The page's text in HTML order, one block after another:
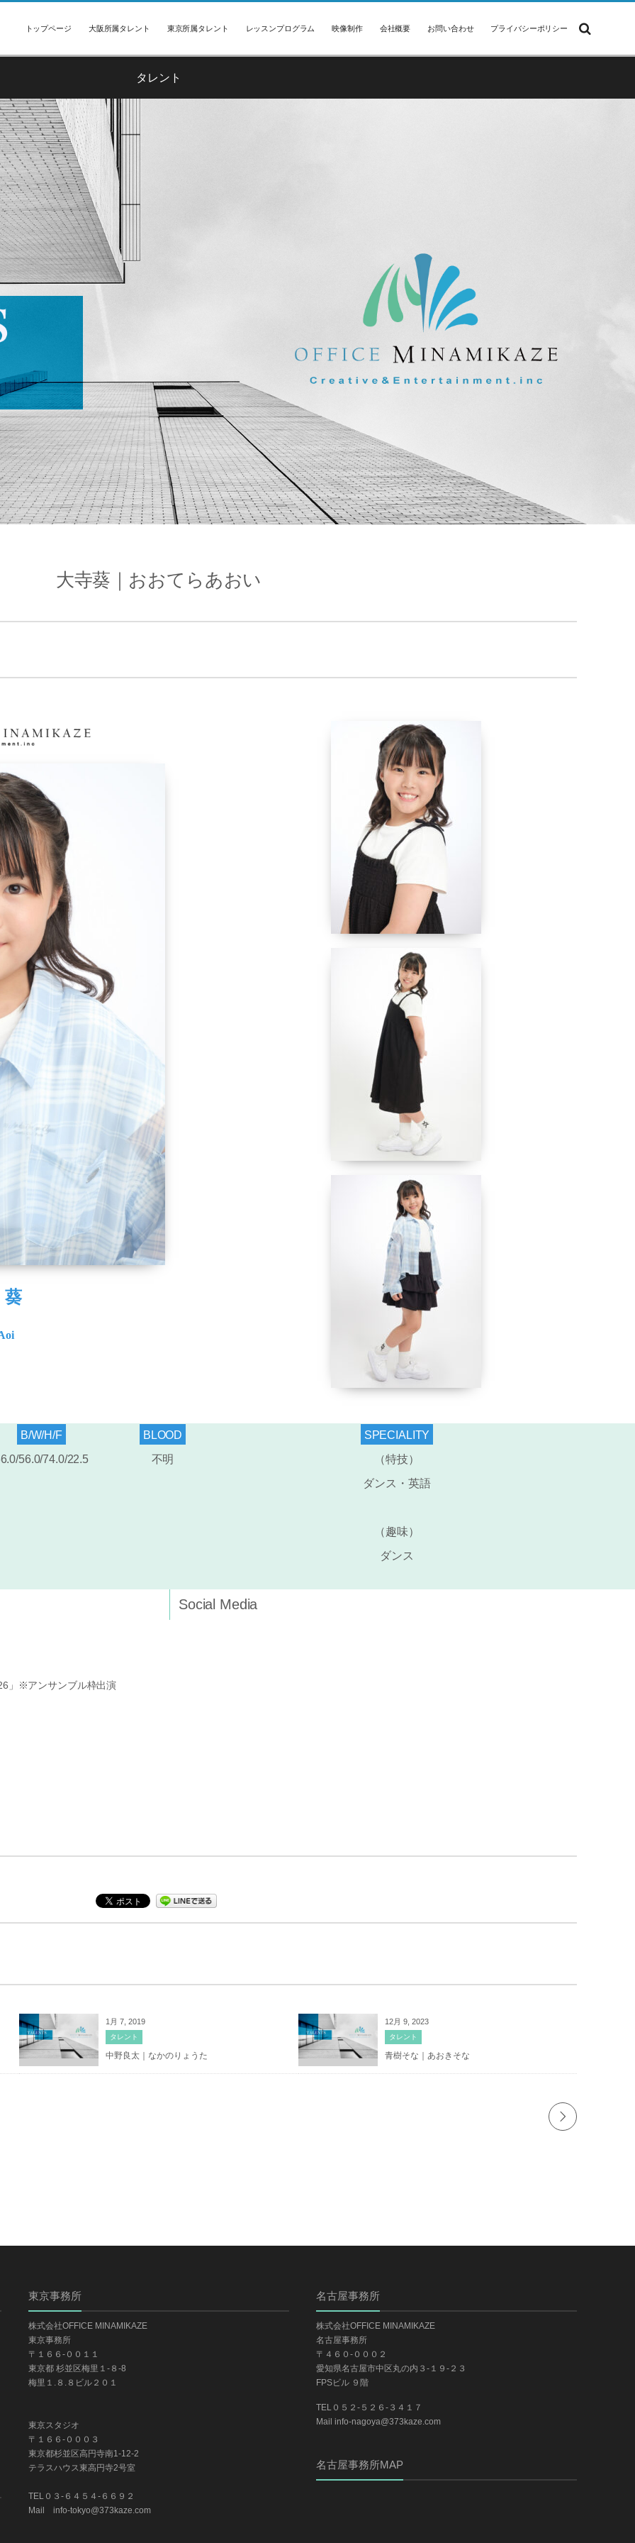
トップページ 大阪所属タレント 東京所属タレント レッスンプログラム 映像制作 会社概要 お問い合わせ プライバシーポリシー
タレント
大寺葵｜おおてらあおい
B/W/H/F
56.0/74.0/22.5
BLOOD
不明
SPECIALITY
（特技）
ダンス・英語
（趣味）
ダンス
」※アンサンブル枠出演
Social Media
1月 7, 2019
タレント
中野良太｜なかのりょうた
12月 9, 2023
タレント
青樹そな｜あおきそな
東京事務所
株式会社OFFICE MINAMIKAZE
東京事務所
〒１６６-００１１
東京都 杉並区梅里１-８-8
梅里１.８.８ビル２０１
東京スタジオ
〒１６６-０００３
東京都杉並区高円寺南1-12-2
テラスハウス東高円寺2号室
TEL０３-６４５４-６６９２
Mail info-tokyo@373kaze.com
名古屋事務所
株式会社OFFICE MINAMIKAZE
名古屋事務所
〒４６０-０００２
愛知県名古屋市中区丸の内３-１９-２３
FPSビル ９階
TEL０５２-５２６-３４１７
Mail info-nagoya@373kaze.com
名古屋事務所MAP